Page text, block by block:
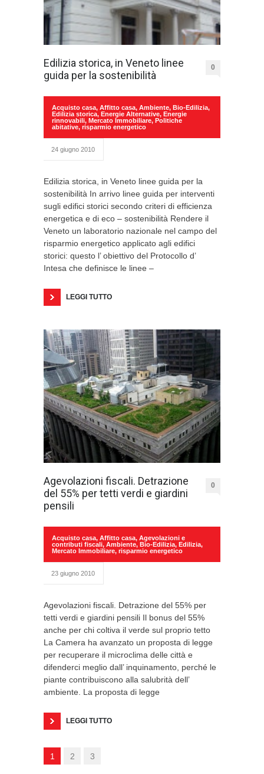
Edilizia storica, in Veneto linee
guida per la sostenibilità
0
Acquisto casa, Affitto casa, Ambiente, Bio-Edilizia,
Edilizia storica, Energie Alternative, Energie
rinnovabili, Mercato Immobiliare, Politiche
abitative, risparmio energetico
24 giugno 2010
Edilizia storica, in Veneto linee guida per la
sostenibilità In arrivo linee guida per interventi
sugli edifici storici secondo criteri di efficienza
energetica e di eco – sostenibilità Rendere il
Veneto un laboratorio nazionale nel campo del
risparmio energetico applicato agli edifici
storici: questo l’ obiettivo del Protocollo d’
Intesa che definisce le linee –
LEGGI TUTTO
Agevolazioni fiscali. Detrazione
del 55% per tetti verdi e giardini
pensili
0
Acquisto casa, Affitto casa, Agevolazioni e
contributi fiscali, Ambiente, Bio-Edilizia, Edilizia,
Mercato Immobiliare, risparmio energetico
23 giugno 2010
Agevolazioni fiscali. Detrazione del 55% per
tetti verdi e giardini pensili Il bonus del 55%
anche per chi coltiva il verde sul proprio tetto
La Camera ha avanzato un proposta di legge
per recuperare il microclima delle città e
difenderci meglio dall’ inquinamento, perché le
piante contribuiscono alla salubrità dell’
ambiente. La proposta di legge
LEGGI TUTTO
1 2 3